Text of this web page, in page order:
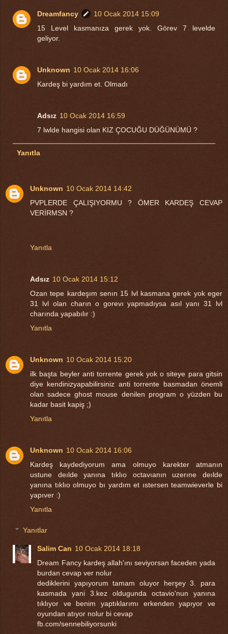
Dreamfancy
10 Ocak 2014 15:09
15 Level kasmanıza gerek yok. Görev 7 levelde
geliyor.
Unknown 10 Ocak 2014 16:06
Kardeş bi yardım et. Olmadı
Adsız 10 Ocak 2014 16:59
7 lwlde hangisi olan KIZ ÇOCUĞU DÜĞÜNÜMÜ ?
Yanıtla
Unknown 10 Ocak 2014 14:42
PVPLERDE ÇALIŞIYORMU ? ÖMER KARDEŞ CEVAP
VERİRMSN ?
Yanıtla
Adsız 10 Ocak 2014 15:12
Ozan tepe kardeşım senın 15 lvl kasmana gerek yok eger
31 lvl olan charın o gorevı yapmadıysa asıl yanı 31 lvl
charında yapabılır :)
Yanıtla
Unknown 10 Ocak 2014 15:20
ilk başta beyler anti torrente gerek yok o siteye para gitsin
diye kendinizyapabilirsiniz anti torrente basmadan önemli
olan sadece ghost mouse denilen program o yüzden bu
kadar basit kapiş ;)
Yanıtla
Unknown 10 Ocak 2014 16:06
Kardeş kaydediyorum ama olmuyo karekter atmanın
ustune deılde yanına tıklıo octavıanın uzerıne deılde
yanına tıklıo olmuyo bı yardım et ıstersen teamwieverle bi
yapıver :)
Yanıtla
Yanıtlar
Salim Can 10 Ocak 2014 18:18
Dream Fancy kardeş allah'ını seviyorsan faceden yada
burdan cevap ver nolur
dediklerini yapıyorum tamam oluyor herşey 3. para
kasmada yani 3.kez oldugunda octavio'nun yanına
tıklıyor ve benim yaptıklarımı erkenden yapıyor ve
oyundan atıyor nolur bi cevap
fb.com/sennebiliyorsunki